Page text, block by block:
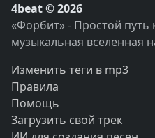
4beat © 2026
«Форбит» - Простой путь
музыкальная вселенная
Изменить теги в mp3
Правила
Помощь
Загрузить свой трек